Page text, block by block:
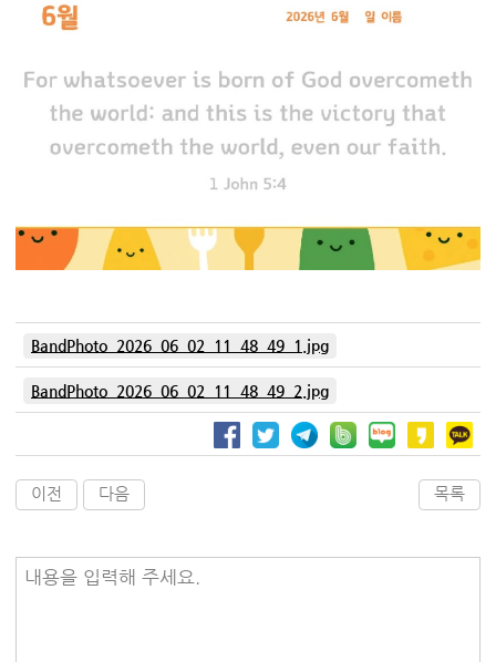
BandPhoto_2026_06_02_11_48_49_1.jpg
BandPhoto_2026_06_02_11_48_49_2.jpg
이전 다음 목록
내용을 입력해 주세요.